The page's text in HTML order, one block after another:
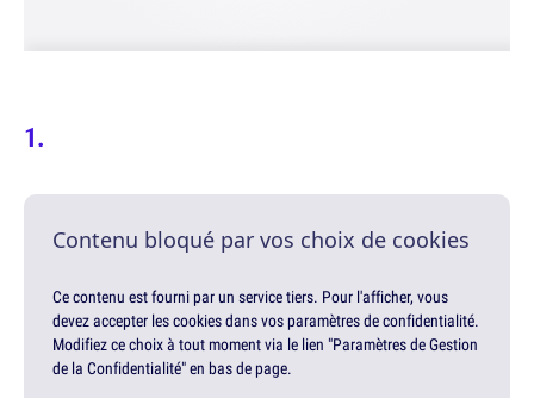
Contenu bloqué par vos choix de cookies
Ce contenu est fourni par un service tiers. Pour l'afficher, vous
devez accepter les cookies dans vos paramètres de confidentialité.
Modifiez ce choix à tout moment via le lien "Paramètres de Gestion
de la Confidentialité" en bas de page.